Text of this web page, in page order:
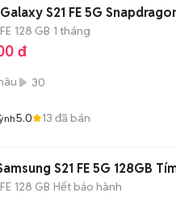
S21 FE 5G
128 GB 1 tháng
đ
30
5.0 13 đã bán
S21 FE 5G 128GB
128 GB Hết bảo hành